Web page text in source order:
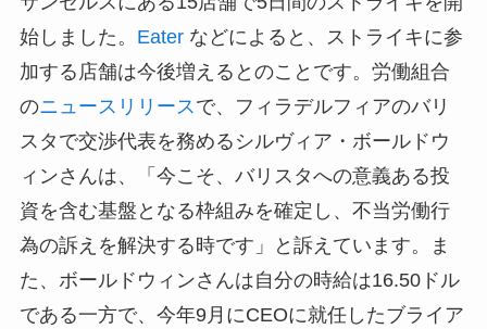
始しました。 Eaterなどによると、ストライキに参
加する店舗は今後増えるとのことです。労働組合
のニュースリリースで、フィラデルフィアのバリ
スタで交渉代表を務めるシルヴィア・ボールドウ
ィンさんは、「今こそ、バリスタへの意義ある投
資を含む基盤となる枠組みを確定し、不当労働行
為の訴えを解決する時です」と訴えています。ま
た、ボールドウィンさんは自分の時給は16.50ドル
である一方で、今年9月にCEOに就任したブライア